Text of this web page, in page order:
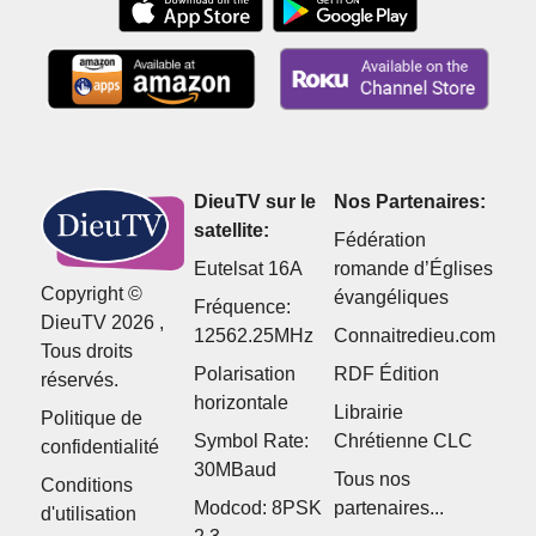
Copyright ©
DieuTV 2026 ,
Tous droits
réservés.
Politique de
confidentialité
Conditions
d'utilisation
DieuTV sur le
satellite:
Eutelsat 16A
Fréquence:
12562.25MHz
Polarisation
horizontale
Symbol Rate:
30MBaud
Modcod: 8PSK
Nos Partenaires:
Fédération
romande d’Églises
évangéliques
Connaitredieu.com
RDF Édition
Librairie
Chrétienne CLC
Tous nos
partenaires...